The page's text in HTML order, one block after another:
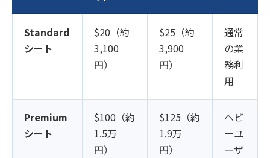
Standard
シート
$20（約
3,100
円）
$25（約
3,900
円）
通常
の業
務利
用
Premium
シート
$100（約
1.5万
円）
$125（約
1.9万
円）
ヘビ
ーユ
ーザ